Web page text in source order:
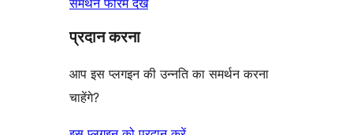
प्रदान करना
आप इस प्लगइन की उन्नति का समर्थन करना
चाहेंगे?